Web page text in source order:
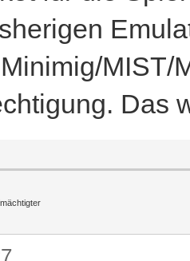
MIST/
Das